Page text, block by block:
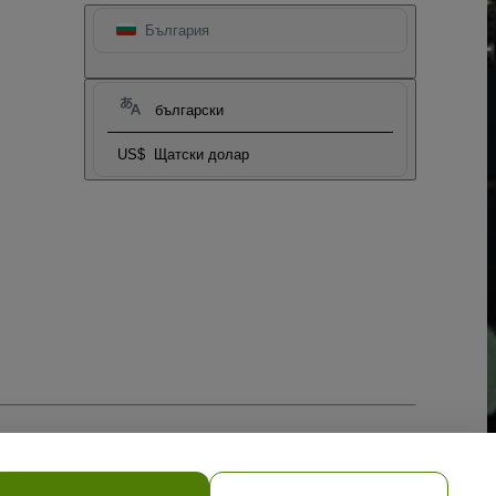
България
български
US$ Щатски долар
иМобилната политика за поверителност